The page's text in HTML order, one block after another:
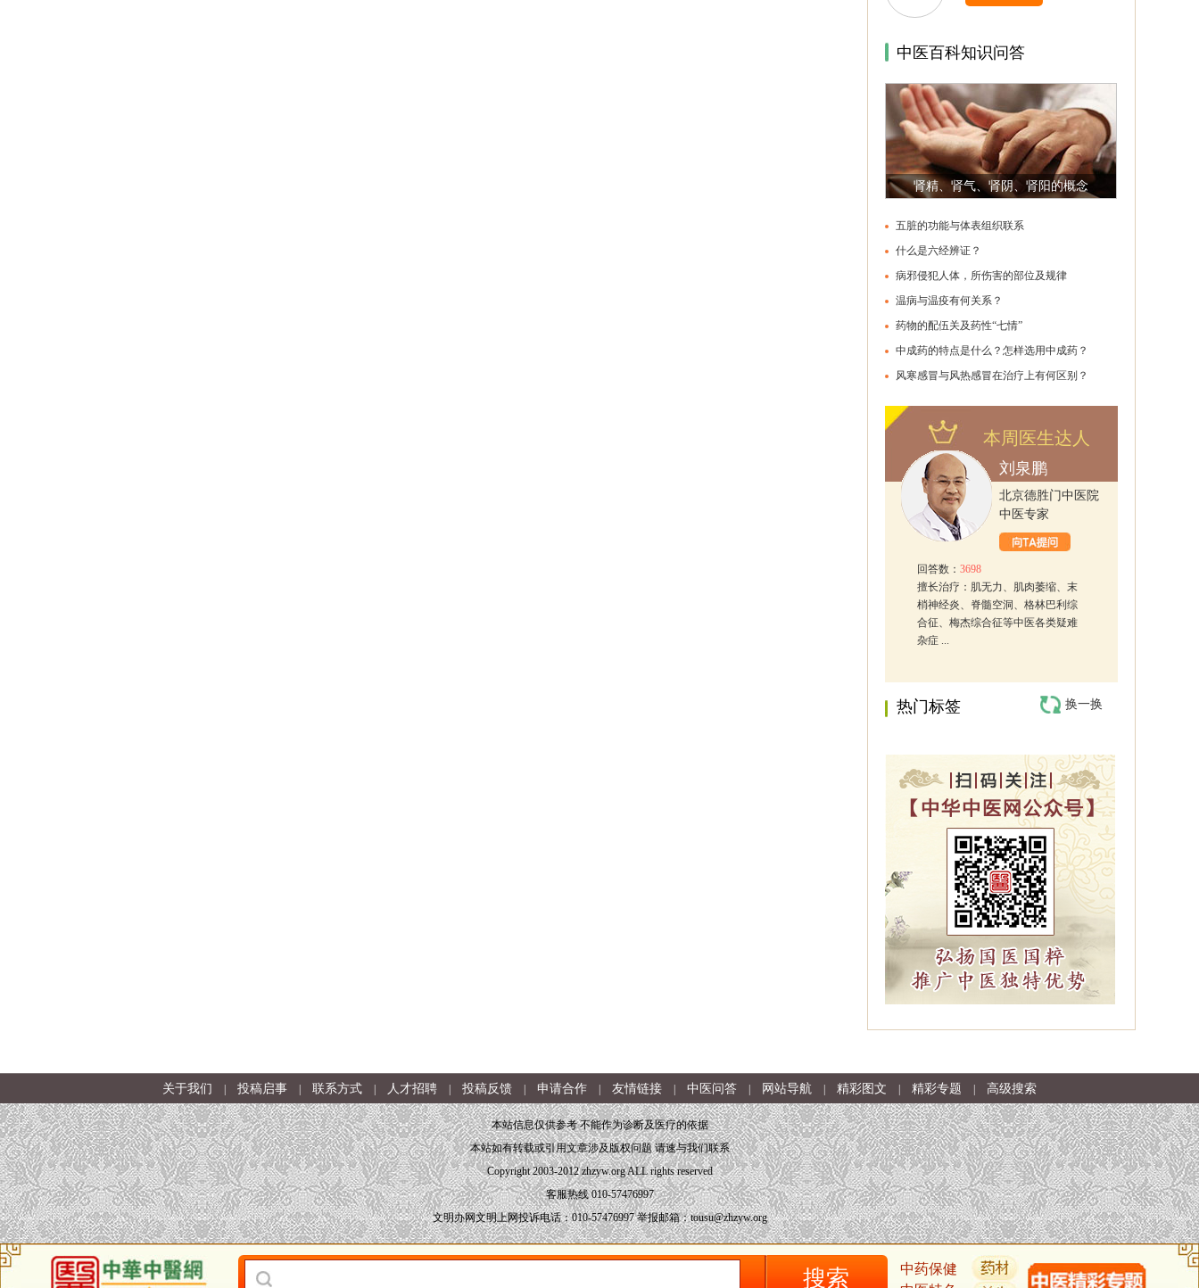
中医百科知识问答
肾精、肾气、肾阴、肾阳的概念
五脏的功能与体表组织联系
什么是六经辨证？
病邪侵犯人体，所伤害的部位及规律
温病与温疫有何关系？
药物的配伍关及药性“七情”
中成药的特点是什么？怎样选用中成药？
些？
风寒感冒与风热感冒在治疗上有何区别？
本周医生达人
刘泉鹏
北京德胜门中医院
中医专家
回答数： 3698
擅长治疗：肌无力、肌肉萎缩、末
梢神经炎、脊髓空洞、格林巴利综
合征、梅杰综合征等中医各类疑难
杂症 ...
热门标签 换一换
关于我们 投稿启事 联系方式 人才招聘 投稿反馈 申请合作 友情链接 中医问答 网站导航 精彩图文 精彩专题 高级搜索
本站信息仅供参考 不能作为诊断及医疗的依据
本站如有转载或引用文章涉及版权问题 请速与我们联系
Copyright 2003-2012 zhzyw.org ALL rights reserved
客服热线 010-57476997
文明办网文明上网投诉电话：010-57476997 举报邮箱：tousu@zhzyw.org
中药保健